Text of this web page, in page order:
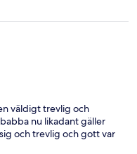
väldigt trevlig och
nu likadant gäller
och trevlig och gott var